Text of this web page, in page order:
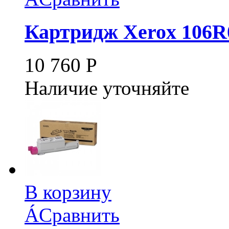
Картридж Xerox
10 760 Р
Наличие уточняйте
В корзину
ÁСравнить